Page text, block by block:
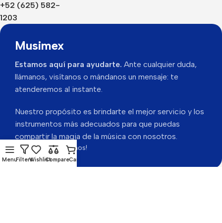
+52 (625) 582-
1203
Musimex
Estamos aquí para ayudarte. Ante cualquier duda,
llámanos, visítanos o mándanos un mensaje: te
atenderemos al instante.
Nuestro propósito es brindarte el mejor servicio y los
instrumentos más adecuados para que puedas
compartir la magia de la música con nosotros.
Gracias por visitarnos!
MenuFiltersWishlistCompareCart